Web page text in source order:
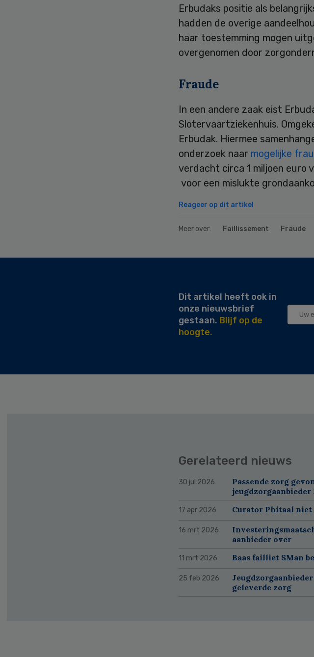
Erbudaks positie als
hadden de overige
haar toestemming mogen
overgenomen door
Fraude
In een andere zaak eist
Slotervaartziekenhuis.
Erbudak. Hiermee
onderzoek naar mogelijke
verdacht circa 1 miljoen euro
voor een mislukte
Reageer op dit artikel
Meer over: Faillissement Fraude
Dit artikel heeft ook in
onze nieuwsbrief
gestaan. Blijf op de
hoogte.
Gerelateerd nieuws
30 jul 2026
Passende zorg
jeugdzorgaanbieder
17 apr 2026 Curator Phitaal
16 mrt 2026
aanbieder over
11 mrt 2026 Baas failliet SMan
25 feb 2026
geleverde zorg